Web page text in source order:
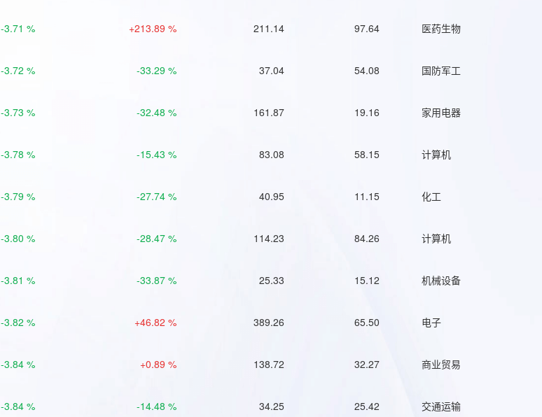
-3.71 % +213.89 % 211.14 97.64 医药生物
-3.72 % -33.29 % 37.04 54.08 国防军工
-3.73 % -32.48 % 161.87 19.16 家用电器
-3.78 % -15.43 % 83.08 58.15 计算机
-3.79 % -27.74 % 40.95 11.15 化工
-3.80 % -28.47 % 114.23 84.26 计算机
-3.81 % -33.87 % 25.33 15.12 机械设备
-3.82 % +46.82 % 389.26 65.50 电子
-3.84 % +0.89 % 138.72 32.27 商业贸易
-3.84 % -14.48 % 34.25 25.42 交通运输